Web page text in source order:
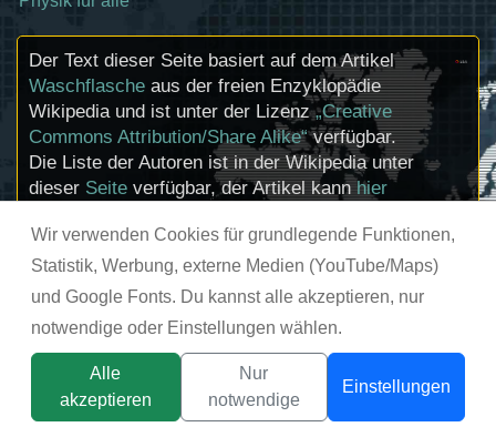
Wir verwenden Cookies für grundlegende Funktionen,
Statistik, Werbung, externe Medien (YouTube/Maps)
und Google Fonts. Du kannst alle akzeptieren, nur
notwendige oder Einstellungen wählen.
Alle
akzeptieren
Nur
notwendige
Einstellungen
Der Text dieser Seite basiert auf dem Artikel
Waschflasche aus der freien Enzyklopädie
Wikipedia und ist unter der Lizenz„Creative
Commons Attribution/Share Alike“verfügbar.
Die Liste der Autoren ist in der Wikipedia unter
dieser Seite verfügbar, der Artikel kannhier
Urhebern und zum Lizenzstatus eingebundener
Mediendateien (etwa Bilder oder Videos) können
im Regelfall durch Anklicken dieser abgerufen
© chemie-schule.de 2026